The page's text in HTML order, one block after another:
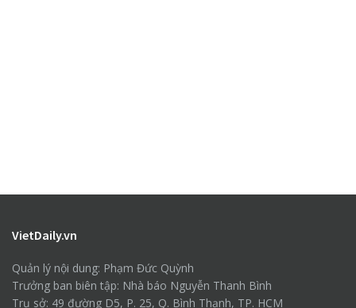
VietDaily.vn
Quản lý nội dung: Phạm Đức Quỳnh
Trưởng ban biên tập: Nhà báo Nguyễn Thanh Bình
Trụ sở: 49 đường D5, P. 25, Q. Bình Thạnh, TP. HCM